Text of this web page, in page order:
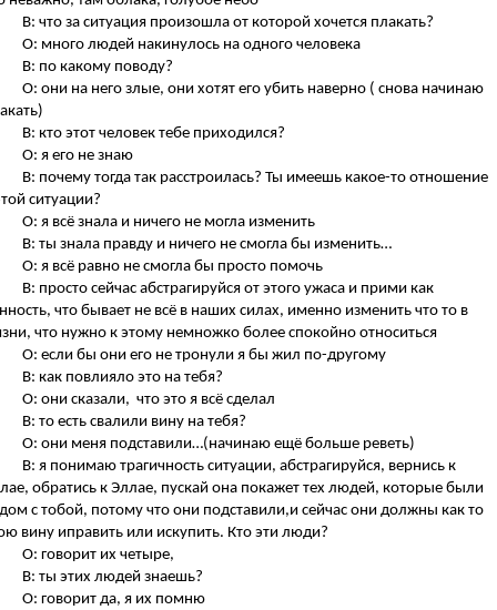
В: что за ситуация произошла от которой хочется плакать?
О: много людей накинулось на одного человека
В: по какому поводу?
О: они на него злые, они хотят его убить наверно ( снова начинаю
В: кто этот человек тебе приходился?
О: я его не знаю
В: почему тогда так расстроилась? Ты имеешь какое-то отношение
ситуации?
О: я всё знала и ничего не могла изменить
В: ты знала правду и ничего не смогла бы изменить…
О: я всё равно не смогла бы просто помочь
В: просто сейчас абстрагируйся от этого ужаса и прими как
что бывает не всё в наших силах, именно изменить что то в
что нужно к этому немножко более спокойно относиться
О: если бы они его не тронули я бы жил по-другому
В: как повлияло это на тебя?
О: они сказали, что это я всё сделал
В: то есть свалили вину на тебя?
О: они меня подставили…(начинаю ещё больше реветь)
В: я понимаю трагичность ситуации, абстрагируйся, вернись к
обратись к Эллае, пускай она покажет тех людей, которые были
с тобой, потому что они подставили,и сейчас они должны как то
вину иправить или искупить. Кто эти люди?
О: говорит их четыре,
В: ты этих людей знаешь?
О: говорит да, я их помню